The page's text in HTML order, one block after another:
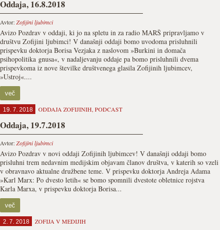
Oddaja, 16.8.2018
Avtor:Zofijini ljubimci
Avizo Pozdrav v oddaji, ki jo na spletu in za radio MARŠ pripravljamo v
društvu Zofijini ljubimci! V današnji oddaji bomo uvodoma prisluhnili
prispevku doktorja Borisa Vezjaka z naslovom »Burkini in domača
psihopolitika gnusa«, v nadaljevanju oddaje pa bomo prisluhnili dvema
prispevkoma iz nove številke društvenega glasila Zofijinih ljubimcev,
»Ustroj«....
več
19. 7. 2018 ODDAJA ZOFIJINIH, PODCAST
Oddaja, 19.7.2018
Avtor:Zofijini ljubimci
Avizo Pozdrav v novi oddaji Zofijinih ljubimcev! V današnji oddaji bomo
prisluhni trem nedavnim medijskim objavam članov društva, v katerih so vzeli
v obravnavo aktualne družbene teme. V prispevku doktorja Andreja Adama
»Karl Marx: Po dvesto letih« se bomo spomnili dvestote obletnice rojstva
Karla Marxa, v prispevku doktorja Borisa...
več
2. 7. 2018 ZOFIJA V MEDIJIH